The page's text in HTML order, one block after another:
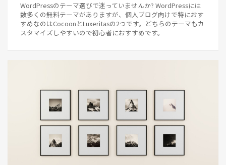
WordPressのテーマ選びで迷っていませんか? WordPressには
数多くの無料テーマがありますが、個人ブログ向けで特におす
すめなのはCocoonとLuxeritasの2つです。どちらのテーマもカ
スタマイズしやすいので初心者におすすめです。